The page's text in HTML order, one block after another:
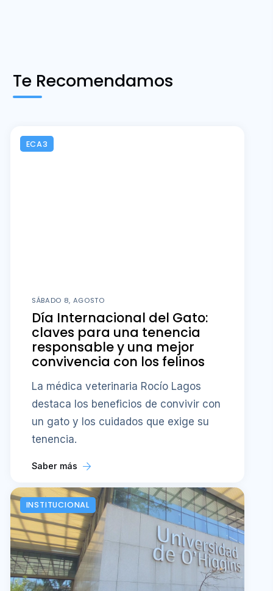
Te Recomendamos
ECA3
SÁBADO 8, AGOSTO
Día Internacional del Gato:
claves para una tenencia
responsable y una mejor
convivencia con los felinos
La médica veterinaria Rocío Lagos
destaca los beneficios de convivir con
un gato y los cuidados que exige su
tenencia.
Saber más
INSTITUCIONAL